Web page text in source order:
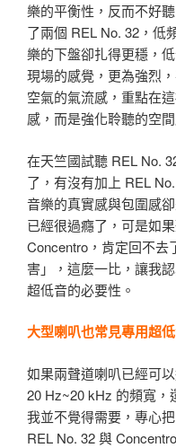
樂的平衡性，反而不好
了兩個 REL No. 32，低
樂的下盤卻扎得更穩，
現場的感覺，更為強烈
空氣的氣流感，重點在
感，而是強化聆聽的空
在天竺國試聽 REL No.
了，有沒有加上 REL
音樂的真實感與包圍感
已經很過癮了，可是如
Concentro，肯定回不去
害」，這麼一比，讓我
超低音的必要性。
大型喇叭也常見專用超
如果兩聲道喇叭已經可
20 Hz~20 kHz 的頻寬，
我並不覺得需要，專心
REL No. 32 與